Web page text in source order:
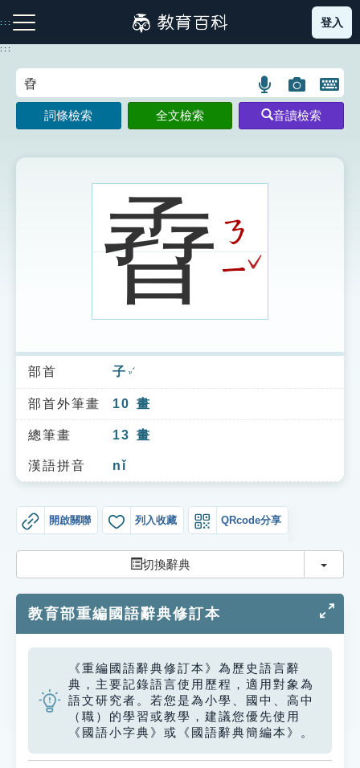
到
主
:::
注音索引圖示 筆畫索引圖示 部首索引表圖示
索引選單
知識索引
單字索引
生命大百科索引
遊戲專區
教學應用
貓頭鷹博士
登入
:::
語
言
搜
示
圖
片
搜
開
鍵
圖
詞條檢索 全文檢索 音讀檢索
孴ㄋ
ㄧ ˇ
部首 子 ㄗˇ
部首外筆畫 10 畫
總筆畫 13 畫
漢語拼音 nǐ
開啟關聯 列入收藏 QRcode分享
切換辭典 切換
教育部重編國語辭典修訂本
《重編國語辭典修訂本》為歷史語言辭
典，主要記錄語言使用歷程，適用對象為
語文研究者。若您是為小學、國中、高中
（職）的學習或教學，建議您優先使用
《國語小字典》或《國語辭典簡編本》。